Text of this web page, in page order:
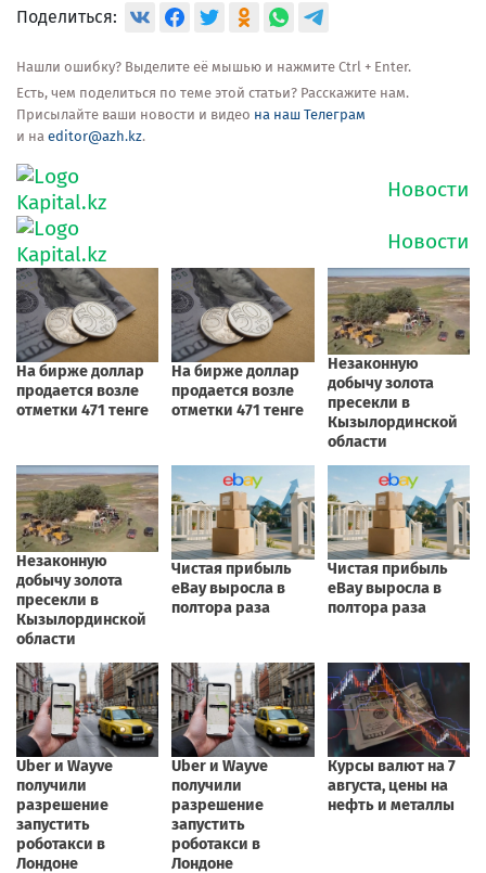
Поделиться:
Нашли ошибку? Выделите её мышью и нажмите Ctrl + Enter.
Есть, чем поделиться по теме этой статьи? Расскажите нам.
Присылайте ваши новости и видео на наш Телеграм
и на editor@azh.kz.